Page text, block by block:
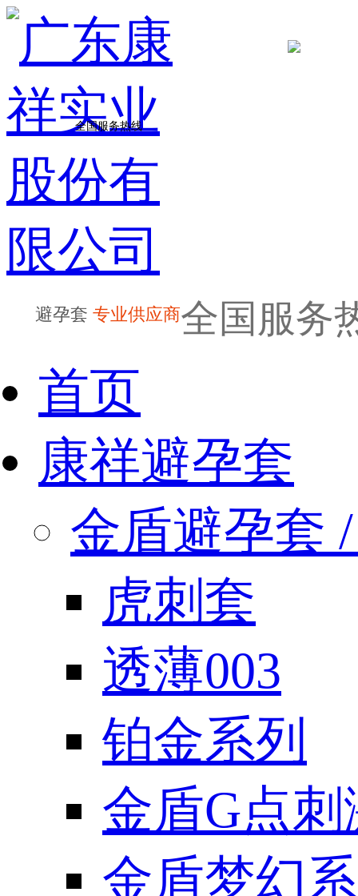
避孕套 专业供应商全国服务
首页
康祥避孕套
金盾避孕套
虎刺套
透薄003
铂金系列
金盾G点
金盾梦幻
全国服务热线